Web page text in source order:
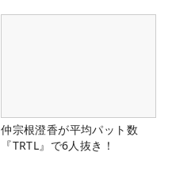
仲宗根澄香が平均パット数
『TRTL』で6人抜き！